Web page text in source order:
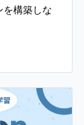
を構築しな